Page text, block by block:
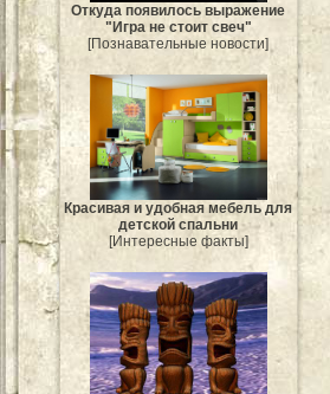
Откуда появилось выражение
"Игра не стоит свеч"
[Познавательные новости]
Красивая и удобная мебель для
детской спальни
[Интересные факты]